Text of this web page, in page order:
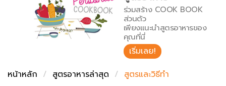
เปรียบเทียบอุณหภูมิ
เปรียบเทียบน้ำหนักวัตถุดิบ
สร้าง Cookbook
ร่วมสร้าง COOK BOOK
ส่วนตัว
เพียงแนะนำสูตรอาหารของ
คุณที่นี่
เริ่มเลย!
หน้าหลัก
สูตรอาหารล่าสุด สูตรและวิธีทำ